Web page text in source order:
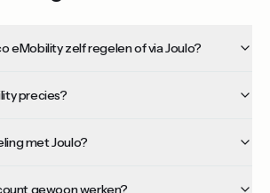
eMobility zelf regelen of via Joulo?
precies?
met Joulo?
gewoon werken?